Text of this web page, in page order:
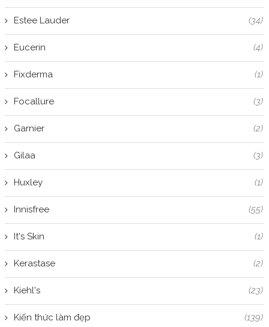
Estee Lauder (34)
Eucerin (4)
Fixderma (1)
Focallure (3)
Garnier (2)
Gilaa (3)
Huxley (1)
Innisfree (55)
It's Skin (1)
Kerastase (2)
Kiehl's (23)
Kiến thức làm đẹp (139)